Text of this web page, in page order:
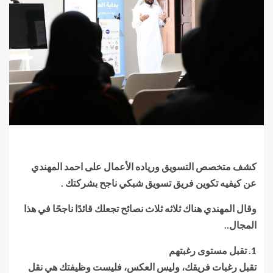
كشف متخصص التسويق ورياده الأعمال على احمد المهندي
عن كيفيه تكوين فريق تسويق شبكي ناجح بشركتك .
وقال المهندي هناك ثلاثه ثلاث نصائح تجعلك قائدًا ناجحًا في هذا
المجال..
1. تقبل مستوى رغبتهم
تقبل رغبات فريقك، وليس العكس، فليست وظيفتك هي نقل